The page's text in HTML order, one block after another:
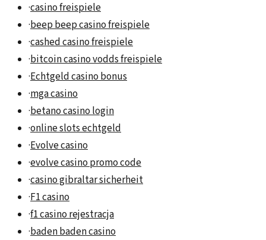
·casino freispiele
·beep beep casino freispiele
·cashed casino freispiele
·bitcoin casino vodds freispiele
·Echtgeld casino bonus
·mga casino
·betano casino login
·online slots echtgeld
·Evolve casino
·evolve casino promo code
·casino gibraltar sicherheit
·F1 casino
·f1 casino rejestracja
·baden baden casino